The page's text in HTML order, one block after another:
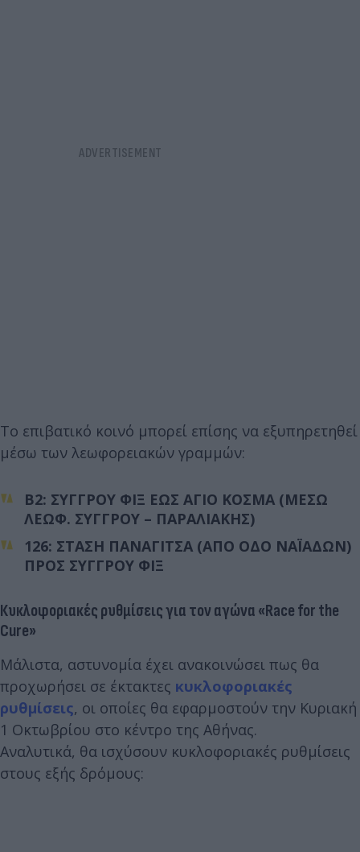
Το επιβατικό κοινό μπορεί επίσης να εξυπηρετηθεί
μέσω των λεωφορειακών γραμμών:
Β2: ΣΥΓΓΡΟΥ ΦΙΞ ΕΩΣ ΑΓΙΟ ΚΟΣΜΑ (ΜΕΣΩ
ΛΕΩΦ. ΣΥΓΓΡΟΥ – ΠΑΡΑΛΙΑΚΗΣ)
126: ΣΤΑΣΗ ΠΑΝΑΓΙΤΣΑ (ΑΠΟ ΟΔΟ NAΪΑΔΩΝ)
ΠΡΟΣ ΣΥΓΓΡΟΥ ΦΙΞ
Κυκλοφοριακές ρυθμίσεις για τον αγώνα «Race for the
Cure»
Μάλιστα, αστυνομία έχει ανακοινώσει πως θα
προχωρήσει σε έκτακτες κυκλοφοριακές
ρυθμίσεις, οι οποίες θα εφαρμοστούν την Κυριακή
1 Οκτωβρίου στο κέντρο της Αθήνας.
Αναλυτικά, θα ισχύσουν κυκλοφοριακές ρυθμίσεις
στους εξής δρόμους: